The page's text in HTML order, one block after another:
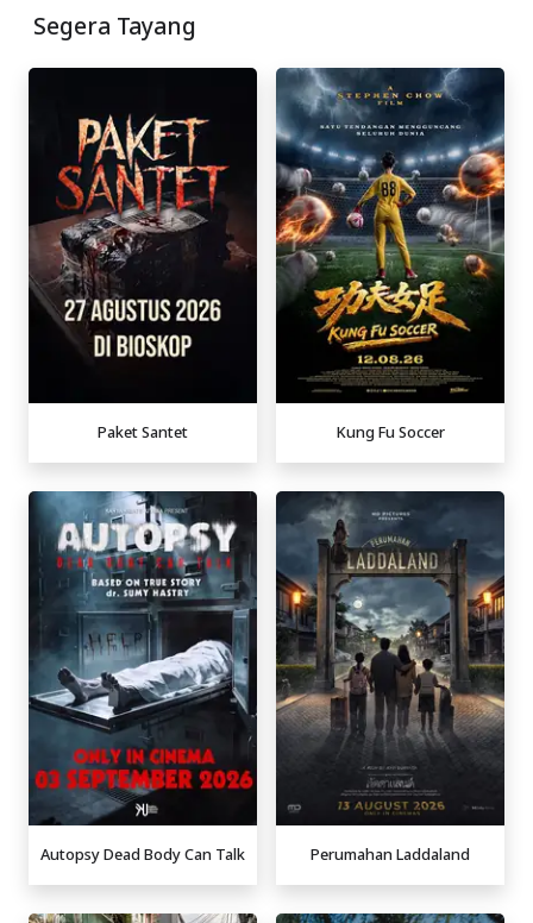
Segera Tayang
Paket Santet Kung Fu Soccer
Autopsy Dead Body Can Talk Perumahan Laddaland